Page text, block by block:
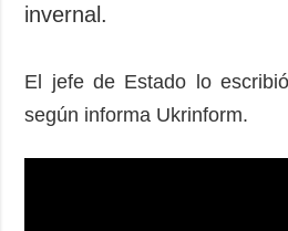
invernal.
El jefe de Estado lo
según informa Ukrinform.